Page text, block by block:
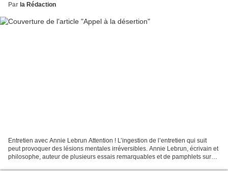
Par la Rédaction
Entretien avec Annie Lebrun Attention ! L’ingestion de l’entretien qui suit
peut provoquer des lésions mentales irréversibles. Annie Lebrun, écrivain et
philosophe, auteur de plusieurs essais remarquables et de pamphlets sur